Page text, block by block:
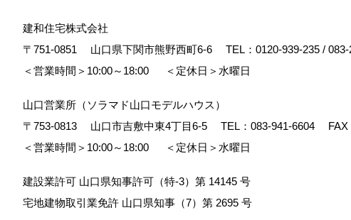
建和住宅株式会社
〒751-0851
山口県下関市熊野西町6-6 TEL： 0120-939-235 /
＜営業時間＞10:00～18:00
＜定休日＞水曜日
山口営業所（ソラマド山口モデルハウス）
〒753-0813
山口市吉敷中東4丁目6-5 TEL： 083-941-6604
FAX
＜営業時間＞10:00～18:00
＜定休日＞水曜日
建設業許可 山口県知事許可（特-3）第 14145 号
宅地建物取引業免許 山口県知事（7）第 2695 号